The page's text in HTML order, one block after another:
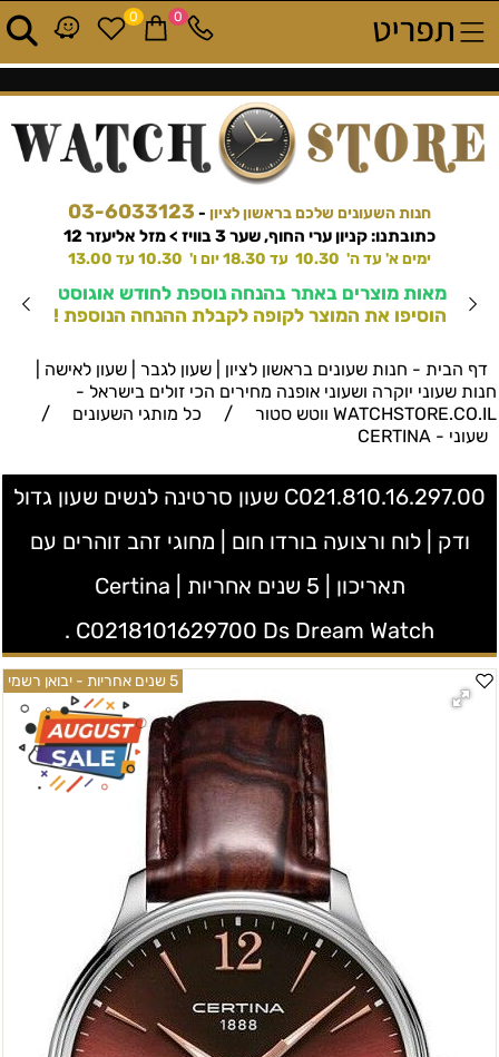
חנות השעונים שלכם בראשון לציון -
03-6033123
כתובתנו: קניון ערי החוף, שער 3 בוויז > מזל אליעזר 12
ימים א' עד ה' 10.30 עד 18.30 יום ו' 10.30 עד 13.00
מאות מוצרים באתר בהנחה נוספת לחודש אוגוסט
הוסיפו את המוצר לקופה לקבלת ההנחה הנוספת !
0 0
דף הבית - חנות שעונים בראשון לציון | שעון לגבר | שעון לאישה |
חנות שעוני יוקרה ושעוני אופנה מחירים הכי זולים בישראל -
WATCHSTORE.CO.IL ווטש סטור
/ כל מותגי השעונים /
שעוני - CERTINA
C021.810.16.297.00 שעון סרטינה לנשים שעון גדול
ודק | לוח ורצועה בורדו חום | מחוגי זהב זוהרים עם
תאריכון | 5 שנים אחריות | Certina
C0218101629700 Ds Dream Watch .
5 שנים אחריות - יבואן רשמי